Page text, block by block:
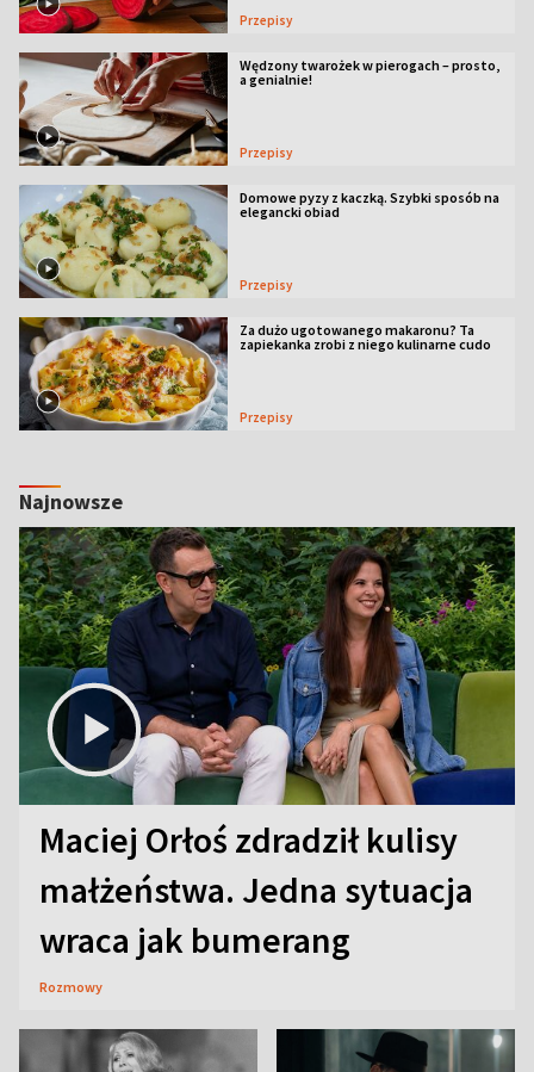
Przepisy
Wędzony twarożek w pierogach – prosto,
a genialnie!
Przepisy
Domowe pyzy z kaczką. Szybki sposób na
elegancki obiad
Przepisy
Za dużo ugotowanego makaronu? Ta
zapiekanka zrobi z niego kulinarne cudo
Przepisy
Najnowsze
Maciej Orłoś zdradził kulisy
małżeństwa. Jedna sytuacja
wraca jak bumerang
Rozmowy